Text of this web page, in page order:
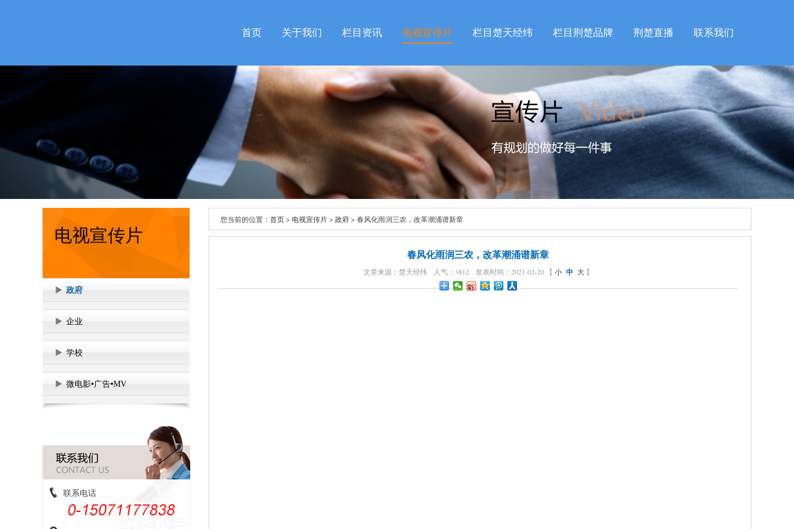
首页 关于我们 栏目资讯 电视宣传片 栏目楚天经纬 栏目荆楚品牌 荆楚直播 联系我们
电视宣传片
政府
企业
学校
微电影•广告•MV
联系电话
您当前的位置： 首页> 电视宣传片> 政府> 春风化雨润三农，改革潮涌谱新章
春风化雨润三农，改革潮涌谱新章
文章来源：楚天经纬 人气：3812 发表时间：2021-02-20 【 小 中 大】